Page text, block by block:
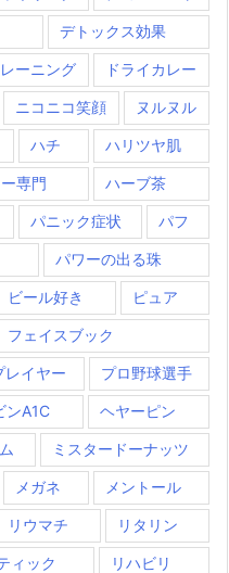
デトックス効果
レーニング ドライカレー
ニコニコ笑顔 ヌルヌル
ハチ ハリツヤ肌
専門 ハーブ茶
パニック症状 パフ
パワーの出る珠
ビール好き ピュア
フェイスブック
レイヤー プロ野球選手
ンA1C ヘヤーピン
ミスタードーナッツ
メガネ メントール
リウマチ リタリン
ィック リハビリ